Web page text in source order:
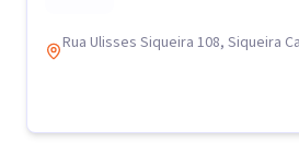
Rua Ulisses Siqueira 108, Siqueira